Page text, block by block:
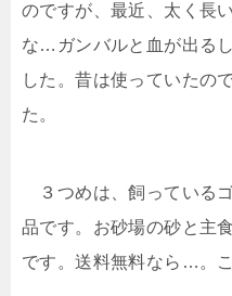
のですが、最近、太く長
な…ガンバルと血が出る
した。昔は使っていたの
た。
３つめは、飼っている
品です。お砂場の砂と主
です。送料無料なら…。